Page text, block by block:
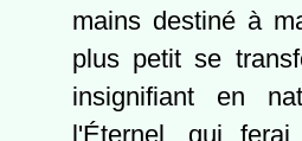
mains destiné à
plus petit se
insignifiant en
l'Éternel, qui